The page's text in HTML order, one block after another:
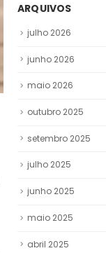
ARQUIVOS
julho 2026
junho 2026
maio 2026
outubro 2025
setembro 2025
julho 2025
junho 2025
maio 2025
abril 2025